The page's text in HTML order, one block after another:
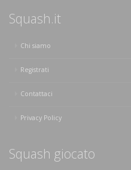
Squash.it
Chi siamo
Registrati
Contattaci
Privacy Policy
Squash giocato